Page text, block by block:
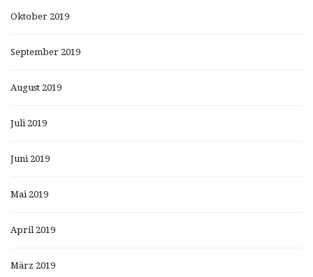
Oktober 2019
September 2019
August 2019
Juli 2019
Juni 2019
Mai 2019
April 2019
März 2019